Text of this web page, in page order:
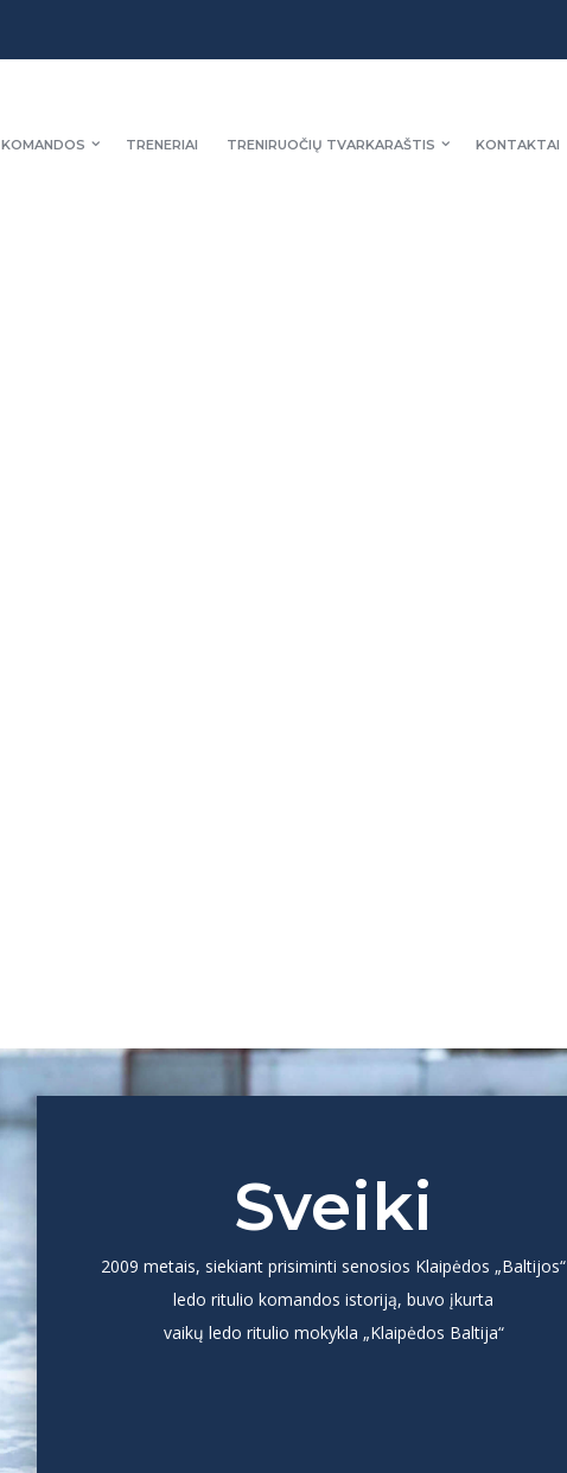
KOMANDOS TRENERIAI TRENIRUOČIŲ TVARKARAŠTIS KONTAKTAI
Sveiki
2009 metais, siekiant prisiminti senosios Klaipėdos „Baltijos“
ledo ritulio komandos istoriją, buvo įkurta
vaikų ledo ritulio mokykla „Klaipėdos Baltija“